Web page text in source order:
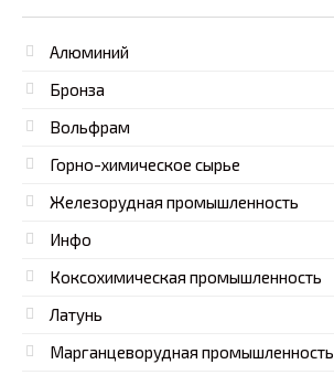
Алюминий
Бронза
Вольфрам
Горно-химическое сырье
Железорудная промышленность
Инфо
Коксохимическая промышленность
Латунь
Марганцеворудная промышленность